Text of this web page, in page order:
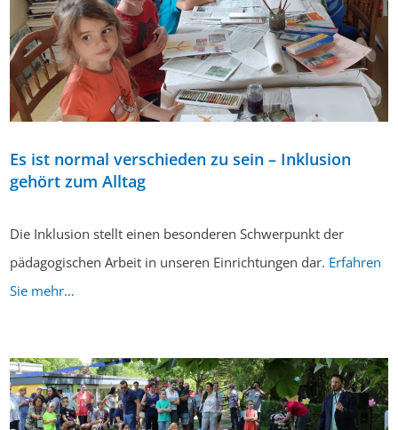
Es ist normal verschieden zu sein – Inklusion
gehört zum Alltag
Die Inklusion stellt einen besonderen Schwerpunkt der
pädagogischen Arbeit in unseren Einrichtungen dar. Erfahren
Sie mehr…